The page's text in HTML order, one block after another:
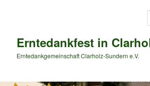
Erntedankfest in
Erntedankgemeinschaft Clarholz-Sundern e.V.